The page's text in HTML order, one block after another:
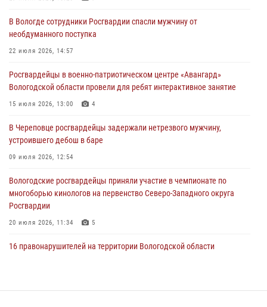
02 августа 2026, 10:37
Росгвардейцы в г. Соколе задержали несовершеннолетнего
31 июля 2026, 06:43
В Вологде стартовал Чемпионат Северо-Западного округа
29 июля 2026, 13:20
В Вологде сотрудники Росгвардии спасли мужчину от
необдуманного поступка
22 июля 2026, 14:57
Росгвардейцы в военно-патриотическом центре «Авангард»
Вологодской области провели для ребят интерактивное занятие
15 июля 2026, 13:00 4
В Череповце росгвардейцы задержали нетрезвого мужчину,
устроившего дебош в баре
09 июля 2026, 12:54
Вологодские росгвардейцы приняли участие в чемпионате по
многоборью кинологов на первенство Северо-Западного округа
Росгвардии
20 июля 2026, 11:34 5
16 правонарушителей на территории Вологодской области